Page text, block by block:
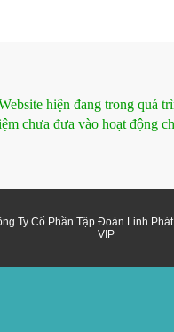
hiện đang trong quá
chưa đưa vào hoạt động
Ty Cổ Phần Tập Đoàn Linh
VIP